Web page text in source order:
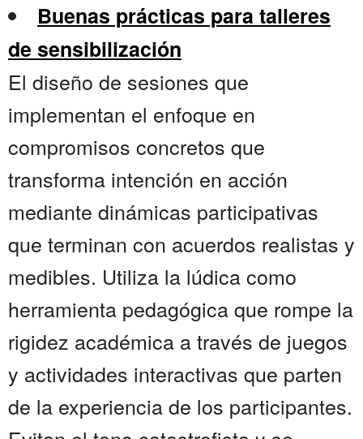
Buenas prácticas para talleres
de sensibilización
El diseño de sesiones que
implementan el enfoque en
compromisos concretos que
transforma intención en acción
mediante dinámicas participativas
que terminan con acuerdos realistas y
medibles. Utiliza la lúdica como
herramienta pedagógica que rompe la
rigidez académica a través de juegos
y actividades interactivas que parten
de la experiencia de los participantes.